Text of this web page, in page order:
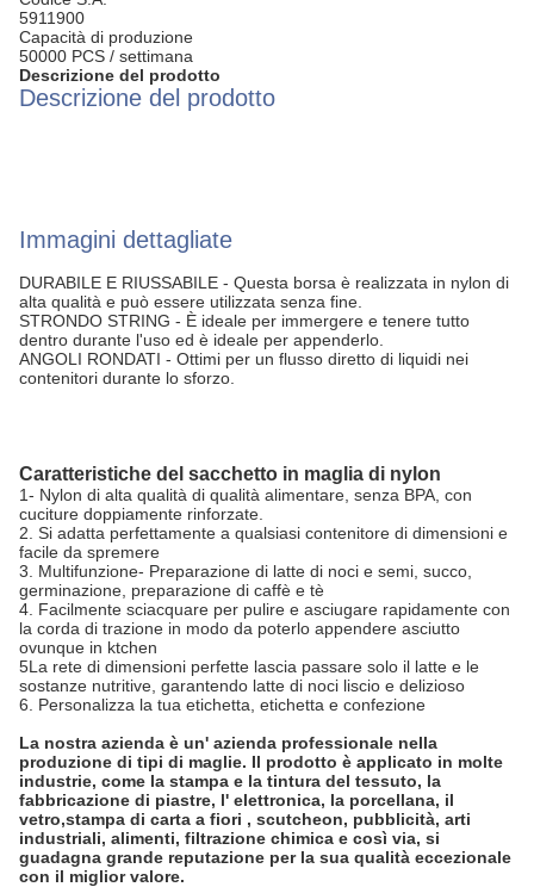
5911900
Capacità di produzione
50000 PCS / settimana
Descrizione del prodotto
Descrizione del prodotto
Immagini dettagliate
DURABILE E RIUSSABILE - Questa borsa è realizzata in nylon di
alta qualità e può essere utilizzata senza fine.
STRONDO STRING - È ideale per immergere e tenere tutto
dentro durante l'uso ed è ideale per appenderlo.
ANGOLI RONDATI - Ottimi per un flusso diretto di liquidi nei
contenitori durante lo sforzo.
Caratteristiche del sacchetto in maglia di nylon
1- Nylon di alta qualità di qualità alimentare, senza BPA, con
cuciture doppiamente rinforzate.
2. Si adatta perfettamente a qualsiasi contenitore di dimensioni e
facile da spremere
3. Multifunzione- Preparazione di latte di noci e semi, succo,
germinazione, preparazione di caffè e tè
4. Facilmente sciacquare per pulire e asciugare rapidamente con
la corda di trazione in modo da poterlo appendere asciutto
ovunque in ktchen
5La rete di dimensioni perfette lascia passare solo il latte e le
sostanze nutritive, garantendo latte di noci liscio e delizioso
6. Personalizza la tua etichetta, etichetta e confezione
La nostra azienda è un' azienda professionale nella
produzione di tipi di maglie. Il prodotto è applicato in molte
industrie, come la stampa e la tintura del tessuto, la
fabbricazione di piastre, l' elettronica, la porcellana, il
vetro,stampa di carta a fiori , scutcheon, pubblicità, arti
industriali, alimenti, filtrazione chimica e così via, si
guadagna grande reputazione per la sua qualità eccezionale
con il miglior valore.